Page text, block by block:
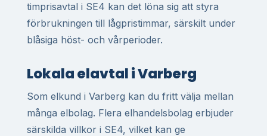
timprisavtal i SE4 kan det löna sig att styra
förbrukningen till lågpristimmar, särskilt under
blåsiga höst- och vårperioder.
Lokala elavtal i Varberg
Som elkund i Varberg kan du fritt välja mellan
många elbolag. Flera elhandelsbolag erbjuder
särskilda villkor i SE4, vilket kan ge